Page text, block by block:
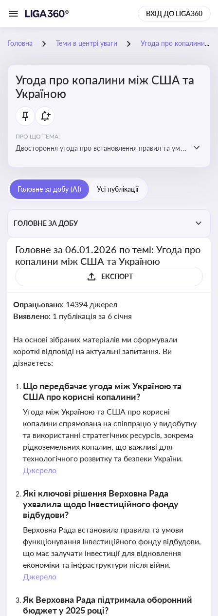
ВХІД ДО LIGA360
Головна Теми в центрі уваги Угода про копалини між США та Україною
Угода про копалини між США та
Україною
ПРО ЩО ТЕМА:
Двостороння угода про встановлення правил та умов
перспективи України
Головне за добу (AI) Усі публікації
ГОЛОВНЕ ЗА ДОБУ
Головне за 06.01.2026 по темі: Угода про
копалини між США та Україною
ЕКСПОРТ
Опрацьовано: 14394 джерел
Виявлено: 1 публікація за 6 січня
На основі зібраних матеріалів ми сформували
короткі відповіді на актуальні запитання. Ви
дізнаєтесь:
Що передбачає угода між Україною та
США про корисні копалини?
Угода між Україною та США про корисні
копалини спрямована на співпрацю у видобутку
та використанні стратегічних ресурсів, зокрема
рідкоземельних копалин, що важливі для
технологічного розвитку та безпеки України.
Джерело
Які ключові рішення Верховна Рада
ухвалила щодо Інвестиційного фонду
відбудови?
Верховна Рада встановила правила та умови
функціонування Інвестиційного фонду відбудови,
що має залучати інвестиції для відновлення
економіки та інфраструктури після війни.
Джерело
Як Верховна Рада підтримала оборонний
бюджет у 2025 році?